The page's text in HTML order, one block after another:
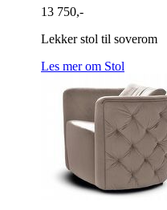
13 750,-
Lekker stol til soverom
Les mer om Stol